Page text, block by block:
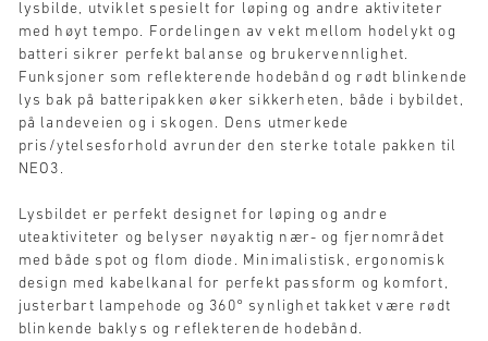
lysbilde, utviklet spesielt for løping og andre aktiviteter
med høyt tempo. Fordelingen av vekt mellom hodelykt og
batteri sikrer perfekt balanse og brukervennlighet.
Funksjoner som reflekterende hodebånd og rødt blinkende
lys bak på batteripakken øker sikkerheten, både i bybildet,
på landeveien og i skogen. Dens utmerkede
pris/ytelsesforhold avrunder den sterke totale pakken til
NEO3.
Lysbildet er perfekt designet for løping og andre
uteaktiviteter og belyser nøyaktig nær- og fjernområdet
med både spot og flom diode. Minimalistisk, ergonomisk
design med kabelkanal for perfekt passform og komfort,
justerbart lampehode og 360° synlighet takket være rødt
blinkende baklys og reflekterende hodebånd.